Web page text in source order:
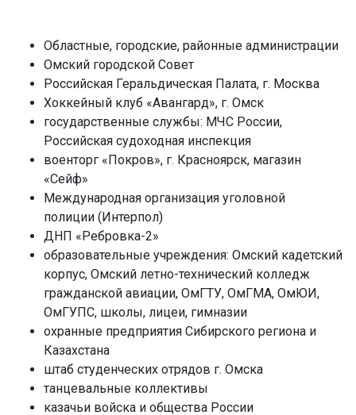
Областные, городские, районные администрации
Омский городской Совет
Российская Геральдическая Палата, г. Москва
Хоккейный клуб «Авангард», г. Омск
государственные службы: МЧС России,
Российская судоходная инспекция
военторг «Покров», г. Красноярск, магазин
«Сейф»
Международная организация уголовной
полиции (Интерпол)
ДНП «Ребровка-2»
образовательные учреждения: Омский кадетский
корпус, Омский летно-технический колледж
гражданской авиации, ОмГТУ, ОмГМА, ОмЮИ,
ОмГУПС, школы, лицеи, гимназии
охранные предприятия Сибирского региона и
Казахстана
штаб студенческих отрядов г. Омска
танцевальные коллективы
казачьи войска и общества России